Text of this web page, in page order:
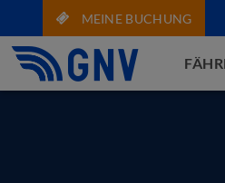
MEINE BUCHUNG